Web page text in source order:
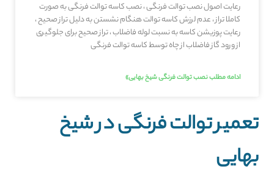
رعایت اصول نصب توالت فرنگی ، نصب کاسه توالت فرنگی به صورت
کاملا تراز ، عدم لرزش کاسه توالت هنگام نشستن به دلیل تراز صحیح ،
رعایت پوزیشن کاسه به نسبت لوله فاضلاب ، تراز صحیح برای جلوگیری
از ورود گاز فاضلاب از چاه توسط کاسه توالت فرنگی
ادامه مطلب نصب توالت فرنگی شیخ بهایی»
تعمیر توالت فرنگی در شیخ
بهایی